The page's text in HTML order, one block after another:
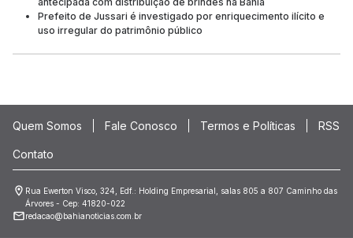
Prefeito de Jussari é investigado por enriquecimento ilícito e
uso irregular do patrimônio público
Quem Somos Fale Conosco Termos e Políticas RSS
Contato
Rua Ewerton Visco, 324, Edf.: Holding Empresarial, salas 805 a 807 Caminho das
Árvores - Cep: 41820-022
redacao@bahianoticias.com.br